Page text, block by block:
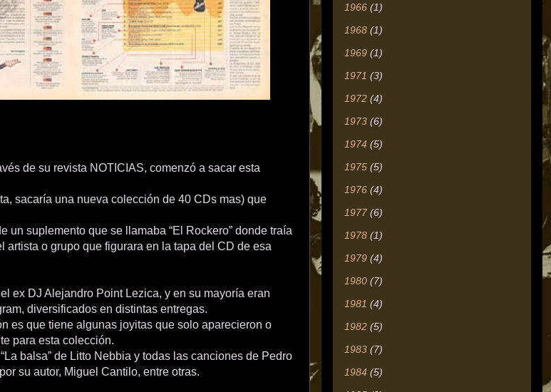
de su revista NOTICIAS, comenzó a sacar esta
sacaría una nueva colección de 40 CDs mas) que
un suplemento que se llamaba “El Rockero” donde traía
artista o grupo que figurara en la tapa del CD de esa
ex DJ Alejandro Point Lezica, y en su mayoría eran
diversificados en distintas entregas.
es que tiene algunas joyitas que solo aparecieron o
para esta colección.
balsa” de Litto Nebbia y todas las canciones de Pedro
su autor, Miguel Cantilo, entre otras.
1966 (1)
1968 (1)
1969 (1)
1971 (3)
1972 (4)
1973 (6)
1974 (5)
1975 (5)
1976 (4)
1977 (6)
1978 (1)
1979 (4)
1980 (7)
1981 (4)
1982 (5)
1983 (7)
1984 (5)